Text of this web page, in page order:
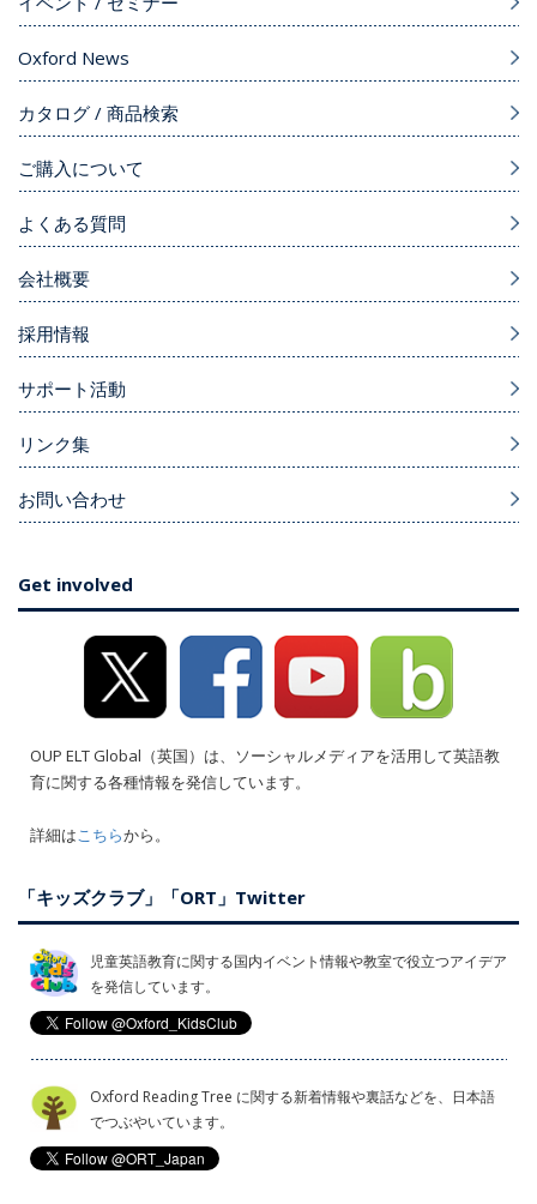
Oxford News
カタログ / 商品検索
ご購入について
よくある質問
会社概要
採用情報
サポート活動
リンク集
お問い合わせ
Get involved
OUP ELT Global（英国）は、ソーシャルメディアを活用して英語教
育に関する各種情報を発信しています。
詳細はこちらから。
「キッズクラブ」「ORT」Twitter
児童英語教育に関する国内イベント情報や教室で役立つアイデア
を発信しています。
Oxford Reading Tree に関する新着情報や裏話などを、日本語
でつぶやいています。